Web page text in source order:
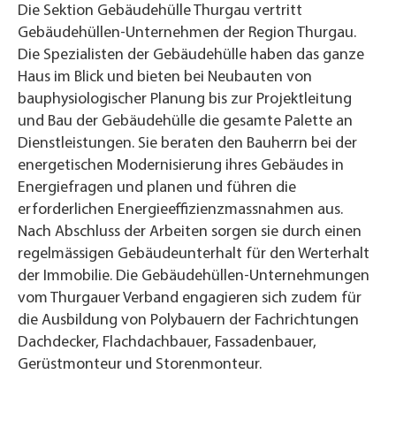
Die Sektion Gebäudehülle Thurgau vertritt
Gebäudehüllen-Unternehmen der Region Thurgau.
Die Spezialisten der Gebäudehülle haben das ganze
Haus im Blick und bieten bei Neubauten von
bauphysiologischer Planung bis zur Projektleitung
und Bau der Gebäudehülle die gesamte Palette an
Dienstleistungen. Sie beraten den Bauherrn bei der
energetischen Modernisierung ihres Gebäudes in
Energiefragen und planen und führen die
erforderlichen Energieeffizienzmassnahmen aus.
Nach Abschluss der Arbeiten sorgen sie durch einen
regelmässigen Gebäudeunterhalt für den Werterhalt
der Immobilie. Die Gebäudehüllen-Unternehmungen
vom Thurgauer Verband engagieren sich zudem für
die Ausbildung von Polybauern der Fachrichtungen
Dachdecker, Flachdachbauer, Fassadenbauer,
Gerüstmonteur und Storenmonteur.